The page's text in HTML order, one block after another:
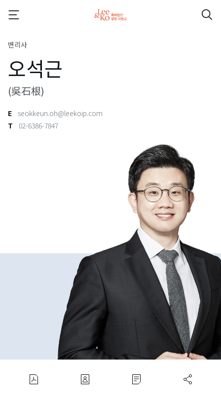
변리사
오석근
(吳石根)
E
seokkeun.oh@leekoip.com
T
02-6386-7847